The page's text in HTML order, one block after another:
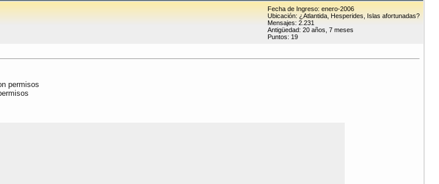
Fecha de Ingreso: enero-2006
Ubicación: ¿Atlantida, Hesperides, Islas afortunadas?
Mensajes: 2.231
Antigüedad: 20 años, 7 meses
Puntos: 19
permisos